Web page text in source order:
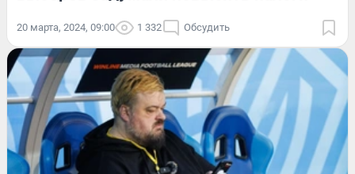
20 марта, 2024, 09:00 1 332 Обсудить